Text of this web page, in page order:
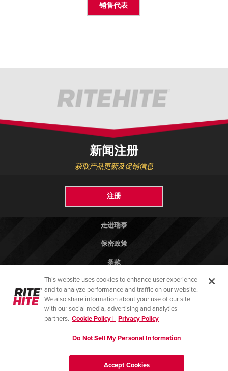
销售代表
新闻注册
获取产品更新及促销信息
注册
走进瑞泰
保密政策
条款
法律法规
帮助
This website uses cookies to enhance user experience
and to analyze performance and traffic on our website.
We also share information about your use of our site
with our social media, advertising and analytics
partners. Cookie Policy | Privacy Policy
Do Not Sell My Personal Information
Accept Cookies